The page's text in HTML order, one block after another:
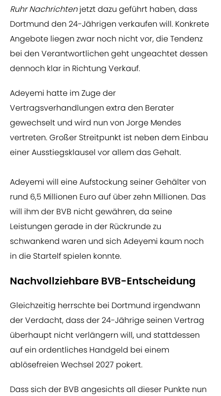
Ruhr Nachrichtenjetzt dazu geführt haben, dass
Dortmund den 24-Jährigen verkaufen will. Konkrete
Angebote liegen zwar noch nicht vor, die Tendenz
bei den Verantwortlichen geht ungeachtet dessen
dennoch klar in Richtung Verkauf.
Adeyemi hatte im Zuge der
Vertragsverhandlungen extra den Berater
gewechselt und wird nun von Jorge Mendes
vertreten. Großer Streitpunkt ist neben dem Einbau
einer Ausstiegsklausel vor allem das Gehalt.
Adeyemi will eine Aufstockung seiner Gehälter von
rund 6,5 Millionen Euro auf über zehn Millionen. Das
will ihm der BVB nicht gewähren, da seine
Leistungen gerade in der Rückrunde zu
schwankend waren und sich Adeyemi kaum noch
in die Startelf spielen konnte.
Nachvollziehbare BVB-Entscheidung
Gleichzeitig herrschte bei Dortmund irgendwann
der Verdacht, dass der 24-Jährige seinen Vertrag
überhaupt nicht verlängern will, und stattdessen
auf ein ordentliches Handgeld bei einem
ablösefreien Wechsel 2027 pokert.
Dass sich der BVB angesichts all dieser Punkte nun